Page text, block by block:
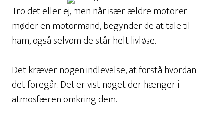
Tro det eller ej, men når især ældre motorer
møder en motormand, begynder de at tale til
ham, også selvom de står helt livløse.
Det kræver nogen indlevelse, at forstå hvordan
det foregår. Det er vist noget der hænger i
atmosfæren omkring dem.